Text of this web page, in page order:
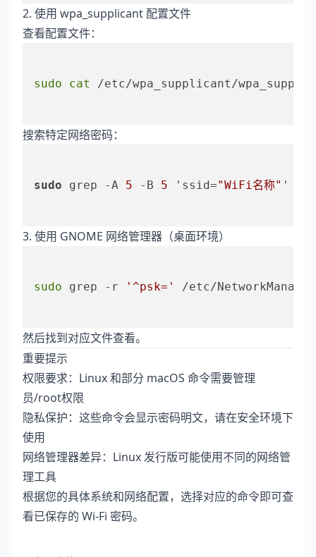
2. 使用 wpa_supplicant 配置文件
查看配置文件：
sudo cat /etc/wpa_supplicant/
搜索特定网络密码：
sudo grep -A 5 -B 5 'ssid="WiFi名称" ' /
3. 使用 GNOME 网络管理器（桌面环境）
sudo grep -r '^psk=' /etc/
然后找到对应文件查看。
重要提示
权限要求：Linux 和部分 macOS 命令需要管理
员/root权限
隐私保护：这些命令会显示密码明文，请在安全环境下
使用
网络管理器差异：Linux 发行版可能使用不同的网络管
理工具
根据您的具体系统和网络配置，选择对应的命令即可查
看已保存的 Wi-Fi 密码。